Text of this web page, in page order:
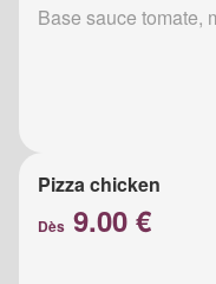
Base sauce tomate,
Pizza chicken
Dès 9.00 €